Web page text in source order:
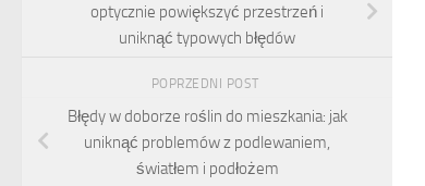
optycznie powiększyć przestrzeń i
uniknąć typowych błędów
POPRZEDNI POST
Błędy w doborze roślin do mieszkania: jak
uniknąć problemów z podlewaniem,
światłem i podłożem